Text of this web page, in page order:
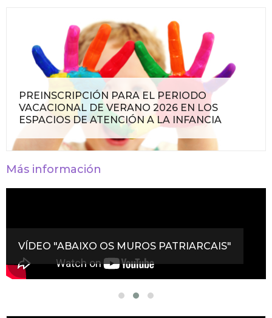
PREINSCRIPCIÓN PARA EL PERIODO
VACACIONAL DE VERANO 2026 EN LOS
ESPACIOS DE ATENCIÓN A LA INFANCIA
Más información
VÍDEO "ABAIXO OS MUROS PATRIARCAIS"